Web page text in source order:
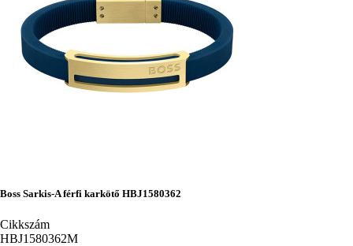
Boss Sarkis-A férfi karkötő HBJ1580362
Cikkszám
HBJ1580362M